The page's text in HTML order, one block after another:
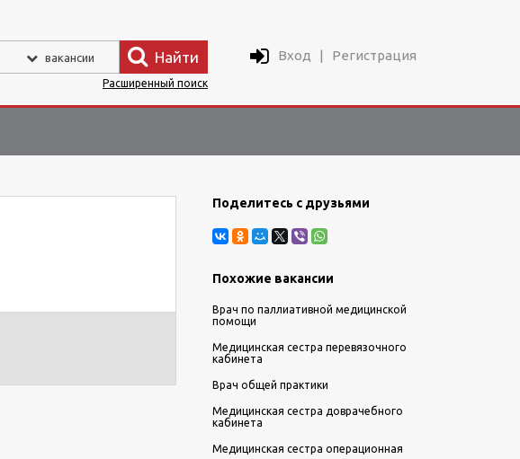
вакансии Найти Вход | Регистрация
Расширенный поиск
Поделитесь с друзьями
Похожие вакансии
Врач по паллиативной медицинской
помощи
Медицинская сестра перевязочного
кабинета
Врач общей практики
Медицинская сестра доврачебного
кабинета
Медицинская сестра операционная